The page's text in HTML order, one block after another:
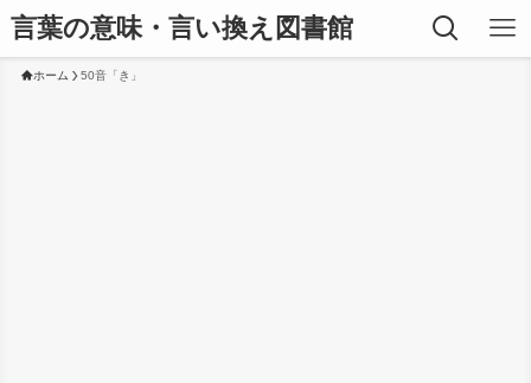
言葉の意味・言い換え図書館
ホーム 50音「き」